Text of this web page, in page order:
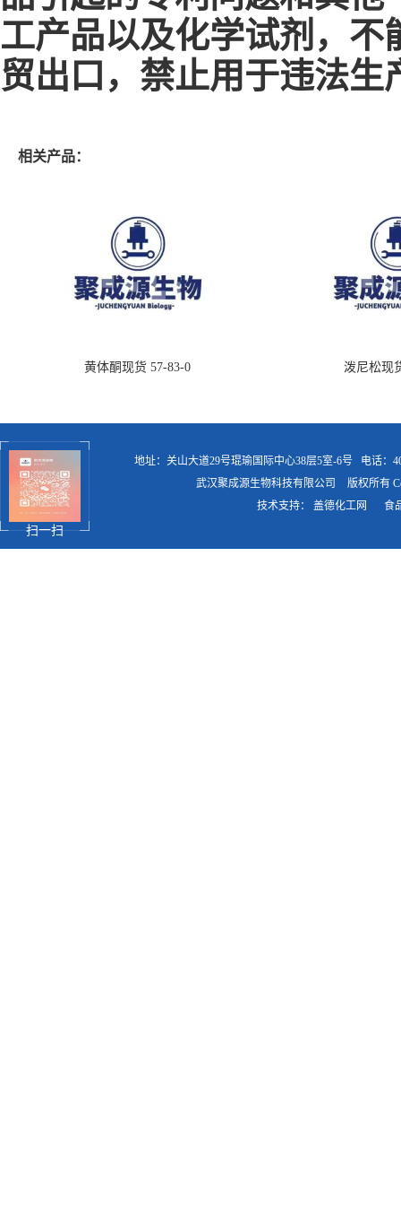
工产品以及化学试剂，
贸出口，禁止用于违法
相关产品：
黄体酮现货 57-83-0 泼尼松现
扫一扫
地址：关山大道29号琨瑜国际中心38层5室-6号 电话：
武汉聚成源生物科技有限公司
版权所有
技术支持： 盖德化工网 食